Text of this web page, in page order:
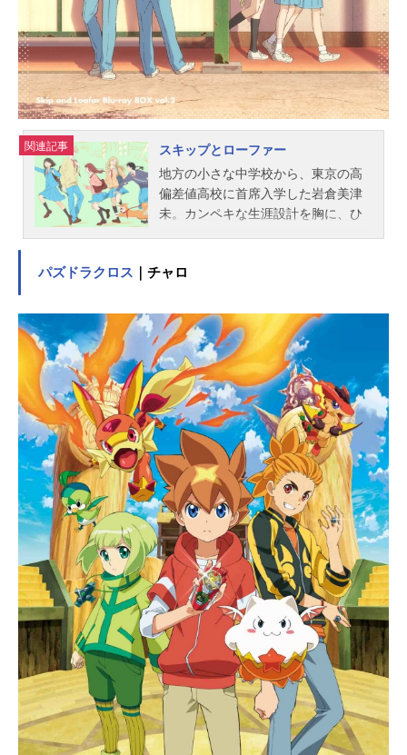
穂乃香：佐藤利奈新山仁子：久野美
咲日染芳春：西山宏太朗山田一直：
諏訪部順一漆原睦：園崎未恵スタッ
フ原作：TRIGGER 岡田麿里監督：
小林寛シリーズ構成・脚本：岡田麿
里キャラクター原案：三輪士郎キャ
ラクターデザイン：米山舞美術監
督：野村正...
関連記事
スキップとローファー
地方の小さな中学校から、東京の高
偏差値高校に首席入学した岩倉美津
未。カンペキな生涯設計を胸に、ひ
ょっとズレてる。だから失敗するこ
クラスメイトたちはやわらかに感化
されて、十人十色の個性はいつしか
重なっていく。知り合って、だんだ
んわかって、気づけば互いに通じ合
う。だれもが経験する心のもやも
や、チリチリした気持ち。わかりあ
えるきっかけをくれるのは、かけが
えのない友達。ときどき不協和音ス
レスレ、だけどいつのまにかハッピ
ーなスクールライフ・コメディ！作
品名スキップとローファー放送形態T
Vアニメスケジュール2023年4月4日
（火）〜2023年6月20日（火）TOKY
OMXほか話数全12話キャスト岩倉美
津未：黒沢ともよ志摩聡介：江越彬
紀江頭ミカ：寺崎裕香村重結月：内
田真礼久留米誠：潘めぐみナオ：斎
賀みつき迎井司：田中光山田健斗：
村瀬歩兼近鳴海：木村良平高嶺十貴
子：津田美波スタッフ原作：高松美
咲(講談社「月刊アフタヌーン」連載)
監督・シリーズ構成：出合小都美副
パズドラクロス ｜チャロ